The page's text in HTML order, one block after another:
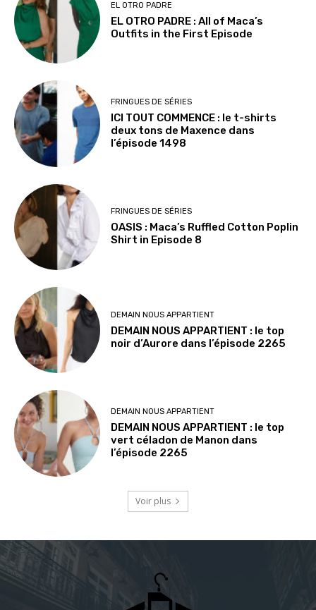
EL OTRO PADRE
EL OTRO PADRE : All of Maca’s
Outfits in the First Episode
FRINGUES DE SÉRIES
ICI TOUT COMMENCE : le t-shirts
deux tons de Maxence dans
l’épisode 1498
FRINGUES DE SÉRIES
OASIS : Maca’s Ruffled Cotton Poplin
Shirt in Episode 8
DEMAIN NOUS APPARTIENT
DEMAIN NOUS APPARTIENT : le top
noir d’Aurore dans l’épisode 2265
DEMAIN NOUS APPARTIENT
DEMAIN NOUS APPARTIENT : le top
vert céladon de Manon dans
l’épisode 2265
Voir plus